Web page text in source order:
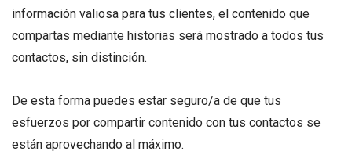
información valiosa para tus clientes, el contenido que
compartas mediante historias será mostrado a todos tus
contactos, sin distinción.
De esta forma puedes estar seguro/a de que tus
esfuerzos por compartir contenido con tus contactos se
están aprovechando al máximo.